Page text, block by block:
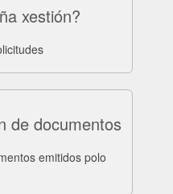
xestión?
de documentos
emitidos polo